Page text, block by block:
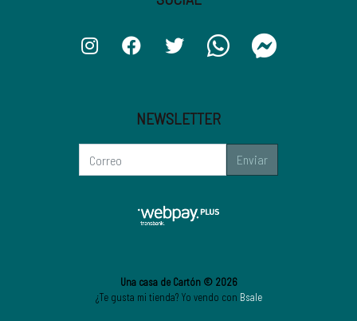
NEWSLETTER
Enviar
Una casa de Cartón © 2026
¿Te gusta mi tienda? Yo vendo con Bsale